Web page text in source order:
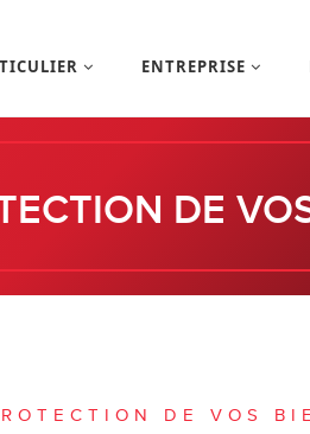
ENTREPRISE
DE
DE VOS